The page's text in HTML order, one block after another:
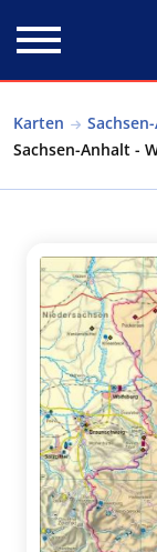
Karten
Sachsen-Anhalt -